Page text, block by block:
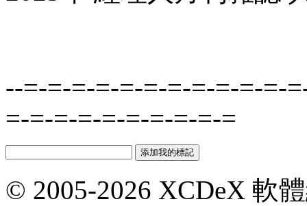
--=-=-=-=-=-=-=-=-=-=-=-
=-=-=-=-=-=-=-=-=-=
© 2005-2026 XCDeX 軟